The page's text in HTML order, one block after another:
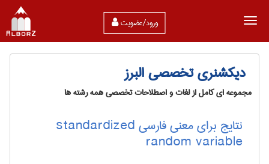
ورود/عضویت
دیکشنری تخصصی البرز
مجموعه ای کامل از لغات و اصطلاحات تخصصی همه رشته ها
نتایج برای معنی فارسی standardized
random variable